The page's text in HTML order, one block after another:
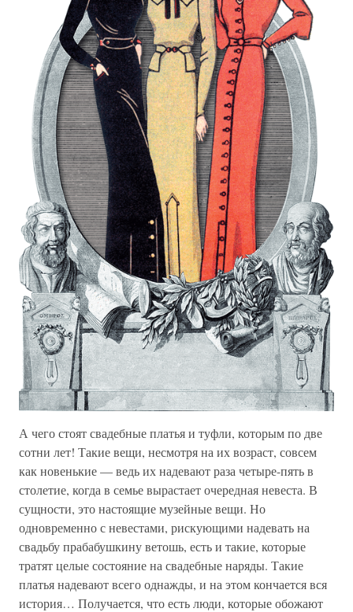
А чего стоят свадебные платья и туфли, которым по две
сотни лет! Такие вещи, несмотря на их возраст, совсем
как новенькие — ведь их надевают раза четыре-пять в
столетие, когда в семье вырастает очередная невеста. В
сущности, это настоящие музейные вещи. Но
одновременно с невестами, рискующими надевать на
свадьбу прабабушкину ветошь, есть и такие, которые
тратят целые состояние на свадебные наряды. Такие
платья надевают всего однажды, и на этом кончается вся
история… Получается, что есть люди, которые обожают